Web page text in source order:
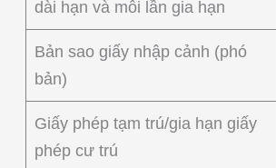
dài hạn và mỗi lần gia hạn
Bản sao giấy nhập cảnh (phó
bản)
Giấy phép tạm trú/gia hạn giấy
phép cư trú